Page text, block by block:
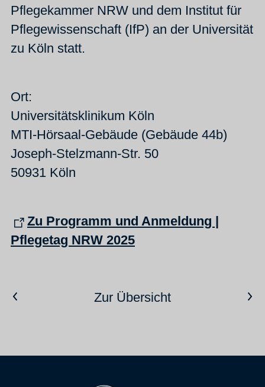
Pflegekammer NRW und dem Institut für
Pflegewissenschaft (IfP) an der Universität
zu Köln statt.
Ort:
Universitätsklinikum Köln
MTI-Hörsaal-Gebäude (Gebäude 44b)
Joseph-Stelzmann-Str. 50
50931 Köln
Zu Programm und Anmeldung |
Pflegetag NRW 2025
Vorheriger ArtikelZur ÜbersichtNächster Artikel